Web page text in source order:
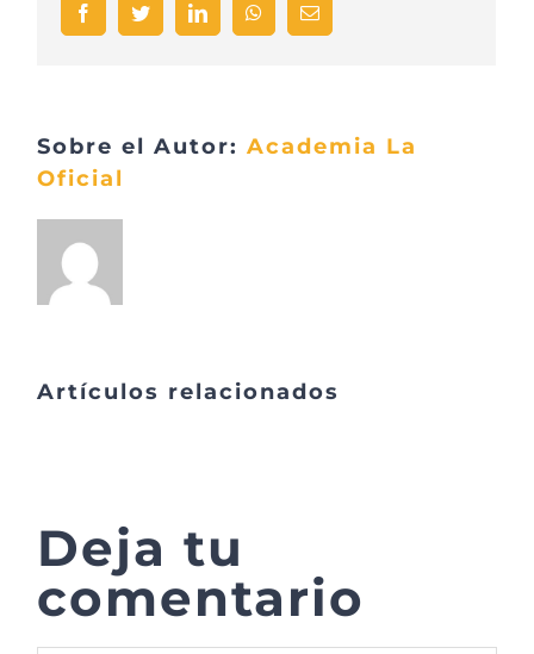
FacebookTwitterLinkedIn WhatsAppCorreo
electrónico
Sobre el Autor:Academia La
Oficial
Artículos relacionados
Deja tu
comentario